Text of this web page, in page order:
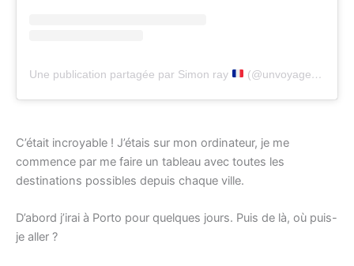
Une publication partagée par Simon ray (@unvoyagesansnom)
C’était incroyable ! J’étais sur mon ordinateur, je me
commence par me faire un tableau avec toutes les
destinations possibles depuis chaque ville.
D’abord j’irai à Porto pour quelques jours. Puis de là, où puis-
je aller ?